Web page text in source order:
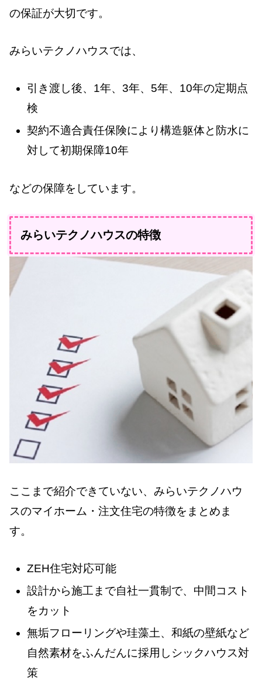
の保証が大切です。
みらいテクノハウスでは、
引き渡し後、1年、3年、5年、10年の定期点
検
契約不適合責任保険により構造躯体と防水に
対して初期保障10年
などの保障をしています。
みらいテクノハウスの特徴
ここまで紹介できていない、みらいテクノハウ
スのマイホーム・注文住宅の特徴をまとめま
す。
ZEH住宅対応可能
設計から施工まで自社一貫制で、中間コスト
をカット
無垢フローリングや珪藻土、和紙の壁紙など
自然素材をふんだんに採用しシックハウス対
策